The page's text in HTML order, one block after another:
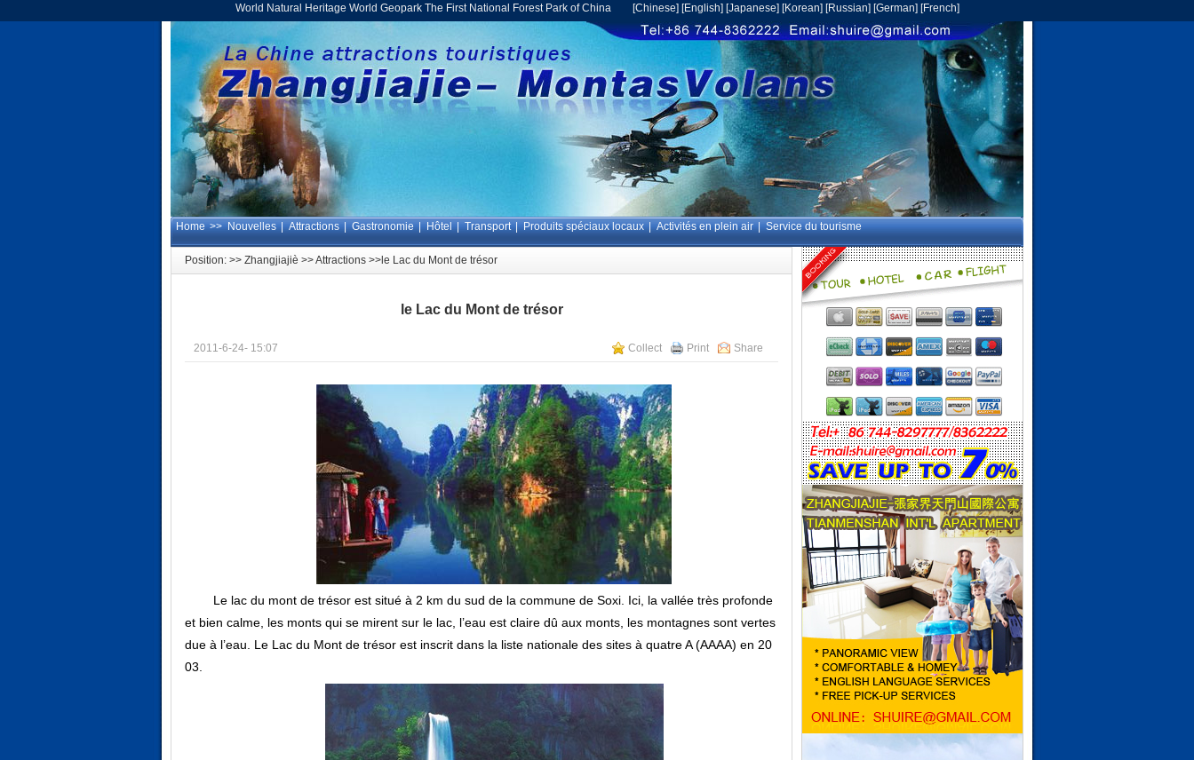
World Natural Heritage World Geopark The First National Forest Park of China [Chinese] [English] [Japanese] [Korean] [Russian] [German] [French]
Home>> Nouvelles| Attractions| Gastronomie| Hôtel| Transport| Produits spéciaux locaux| Activités en plein air| Service du tourisme
Position: >> Zhangjiajiè >>Attractions >>le Lac du Mont de trésor
le Lac du Mont de trésor
Collect Print Share
2011-6-24- 15:07
Le lac du mont de trésor est situé à 2 km du sud de la commune de Soxi. Ici, la vallée très profonde
et bien calme, les monts qui se mirent sur le lac, l’eau est claire dû aux monts, les montagnes sont vertes
due à l’eau. Le Lac du Mont de trésor est inscrit dans la liste nationale des sites à quatre A (AAAA) en 20
03.